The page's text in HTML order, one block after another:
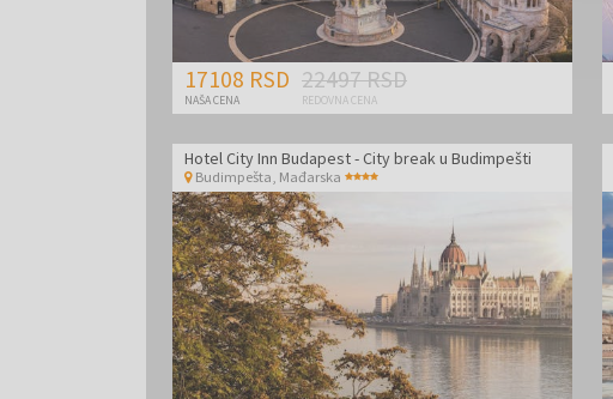
17108 RSD
NAŠA CENA
22497 RSD
REDOVNA CENA
Hotel City Inn Budapest - City break u Budimpešti
Budimpešta Mađarska